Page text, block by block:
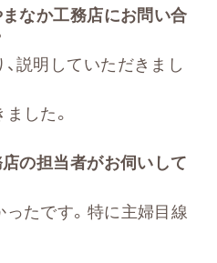
なか工務店にお問い合
説明していただきまし
した。
の担当者がお伺いして
たです。特に主婦目線